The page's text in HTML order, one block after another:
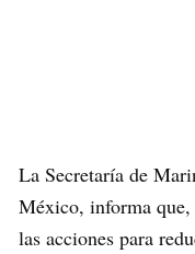
La Secretaría de
México, informa que,
las acciones para